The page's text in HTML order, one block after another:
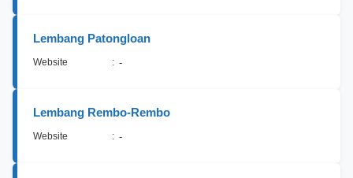
Lembang Patongloan
Website : -
Lembang Rembo-Rembo
Website : -